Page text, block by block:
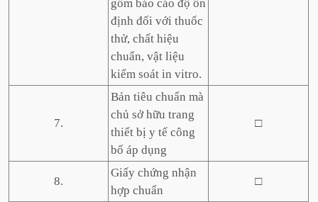
gồm báo cáo độ ổn
định đối với thuốc
thử, chất hiệu
chuẩn, vật liệu
kiểm soát in vitro.
7.
Bản tiêu chuẩn mà
chủ sở hữu trang
thiết bị y tế công
bố áp dụng
□
8.
Giấy chứng nhận
hợp chuẩn
□